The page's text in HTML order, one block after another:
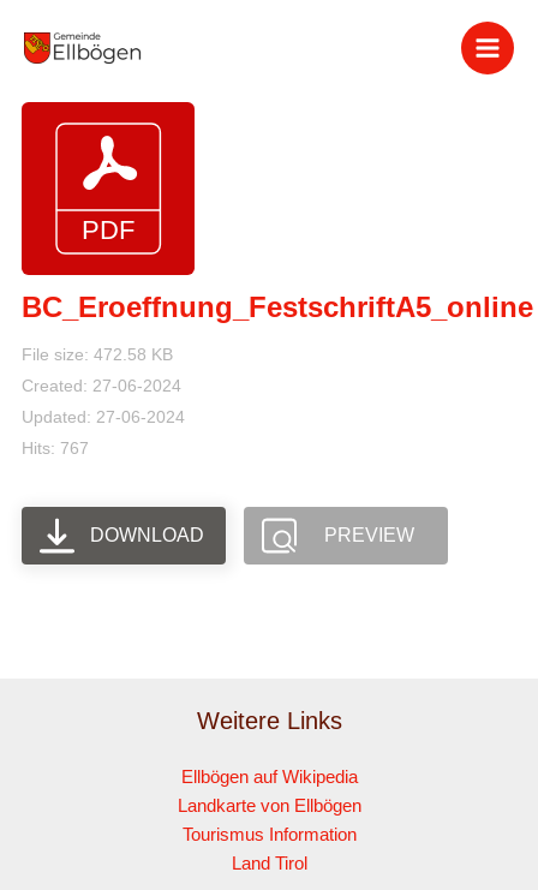
Inhalt
BC_Eroeffnung_FestschriftA5_online
File size: 472.58 KB
Created: 27-06-2024
Updated: 27-06-2024
Hits: 767
DOWNLOAD PREVIEW
Weitere Links
Ellbögen auf Wikipedia
Landkarte von Ellbögen
Tourismus Information
Land Tirol